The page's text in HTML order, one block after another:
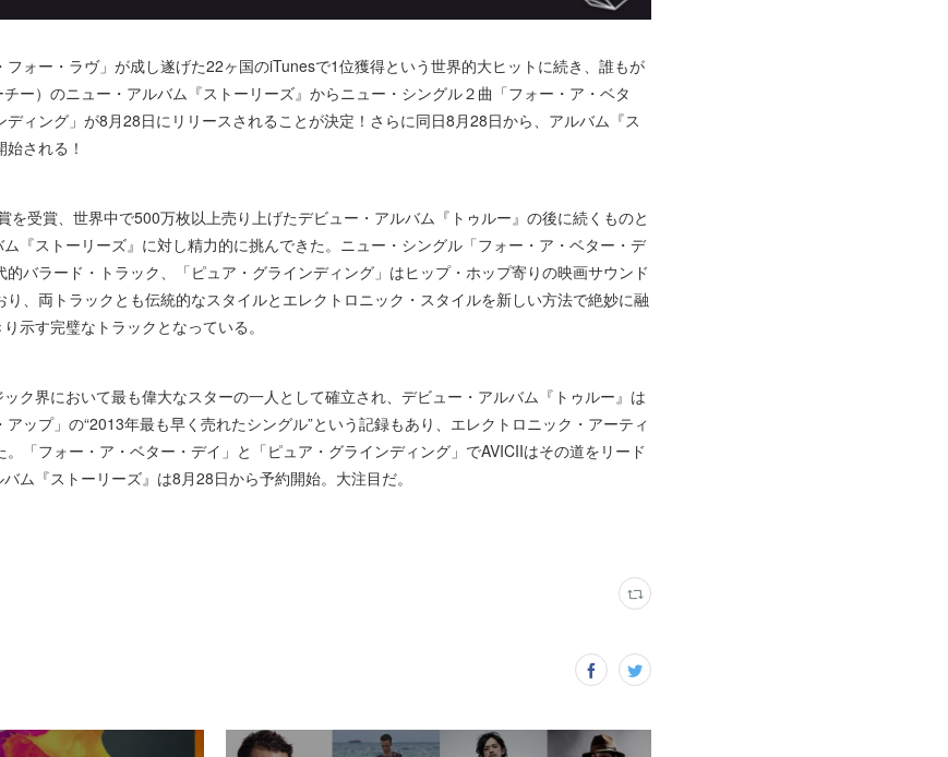
ォー・ラヴ」が成し遂げた22ヶ国のiTunesで1位獲得という世界的大ヒットに続き、誰もが
ー）のニュー・アルバム『ストーリーズ』からニュー・シングル２曲「フォー・ア・ベタ
ィング」が8月28日にリリースされることが決定！さらに同日8月28日から、アルバム『ス
される！
を受賞、世界中で500万枚以上売り上げたデビュー・アルバム『トゥルー』の後に続くものと
『ストーリーズ』に対し精力的に挑んできた。ニュー・シングル「フォー・ア・ベター・デ
バラード・トラック、「ピュア・グラインディング」はヒップ・ホップ寄りの映画サウンド
、両トラックとも伝統的なスタイルとエレクトロニック・スタイルを新しい方法で絶妙に融
示す完璧なトラックとなっている。
ク界において最も偉大なスターの一人として確立され、デビュー・アルバム『トゥルー』は
ップ」の“2013年最も早く売れたシングル”という記録もあり、エレクトロニック・アーティ
「フォー・ア・ベター・デイ」と「ピュア・グラインディング」でAVICIIはその道をリード
ム『ストーリーズ』は8月28日から予約開始。大注目だ。